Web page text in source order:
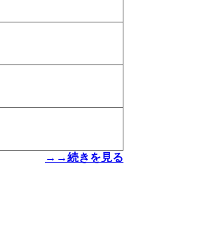
→→続きを見る